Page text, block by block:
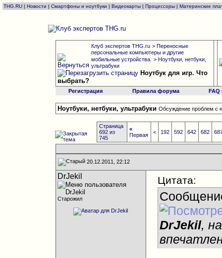
THG.RU | Новости | Смартфоны и ноутбуки | Видеокарты | Процессоры | Материнские
Клуб экспертов THG.ru > Переносные
персональные компьютеры и другие
мобильные устройства. > Ноутбуки, нетбуки,
ультрабуки
Ноутбук для игр. Что
выбрать?
Регистрация Правила форума
Ноутбуки, нетбуки, ультрабуки Обсуждение проблем с
Страница
692 из
745
«
Первая
< 192 592 642 682
20.12.2011, 22:12
DrJekil
Старожил
Цитата:
DrJekil,